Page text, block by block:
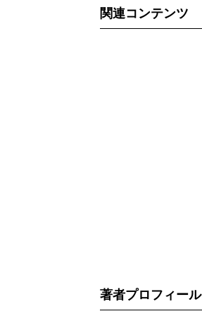
関連コンテンツ
著者プロフィール